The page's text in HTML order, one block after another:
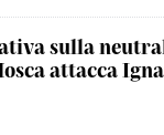
sulla
attacca